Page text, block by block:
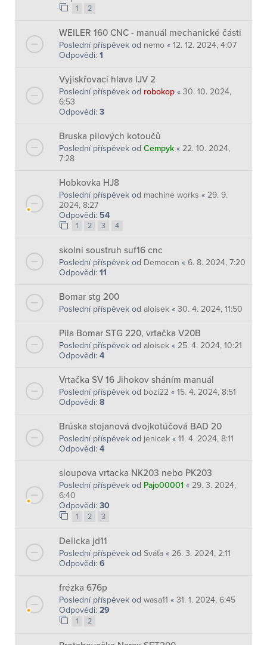
1 2
WEILER 160 CNC - manuál mechanické části
Poslední příspěvek od nemo « 12. 12. 2024, 4:07
Odpovědi: 1
Vyjiskřovací hlava IJV 2
Poslední příspěvek od robokop « 30. 10. 2024,
6:53
Odpovědi: 3
Bruska pilových kotoučů
Poslední příspěvek od Cempyk « 22. 10. 2024,
7:28
Hobkovka HJ8
Poslední příspěvek od machine works « 29. 9.
2024, 8:27
Odpovědi: 54
1 2 3 4
skolni soustruh suf16 cnc
Poslední příspěvek od Democon « 6. 8. 2024, 7:20
Odpovědi: 11
Bomar stg 200
Poslední příspěvek od aloisek « 30. 4. 2024, 11:50
Pila Bomar STG 220, vrtačka V20B
Poslední příspěvek od aloisek « 25. 4. 2024, 10:21
Odpovědi: 4
Vrtačka SV 16 Jihokov sháním manuál
Poslední příspěvek od bozi22 « 15. 4. 2024, 8:51
Odpovědi: 8
Brúska stojanová dvojkotúčová BAD 20
Poslední příspěvek od jenicek « 11. 4. 2024, 8:11
Odpovědi: 4
sloupova vrtacka NK203 nebo PK203
Poslední příspěvek od Pajo00001 « 29. 3. 2024,
6:40
Odpovědi: 30
1 2 3
Delicka jd11
Poslední příspěvek od Sváťa « 26. 3. 2024, 2:11
Odpovědi: 6
frézka 676p
Poslední příspěvek od wasa11 « 31. 1. 2024, 6:45
Odpovědi: 29
1 2